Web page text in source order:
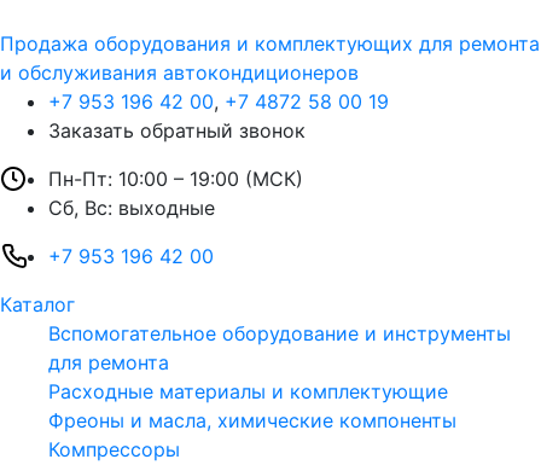
Продажа оборудования и комплектующих для ремонта
и обслуживания автокондиционеров
+7 953 196 42 00, +7 4872 58 00 19
Заказать обратный звонок
Пн-Пт: 10:00 – 19:00 (МСК)
Сб, Вс: выходные
+7 953 196 42 00
Каталог
Вспомогательное оборудование и инструменты
для ремонта
Расходные материалы и комплектующие
Фреоны и масла, химические компоненты
Компрессоры